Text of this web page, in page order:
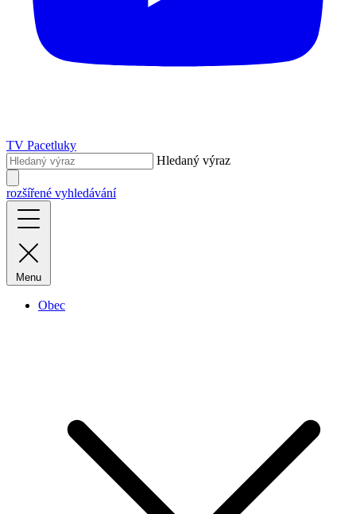
TV Pacetluky
Hledaný výraz
rozšířené vyhledávání
Menu
Obec